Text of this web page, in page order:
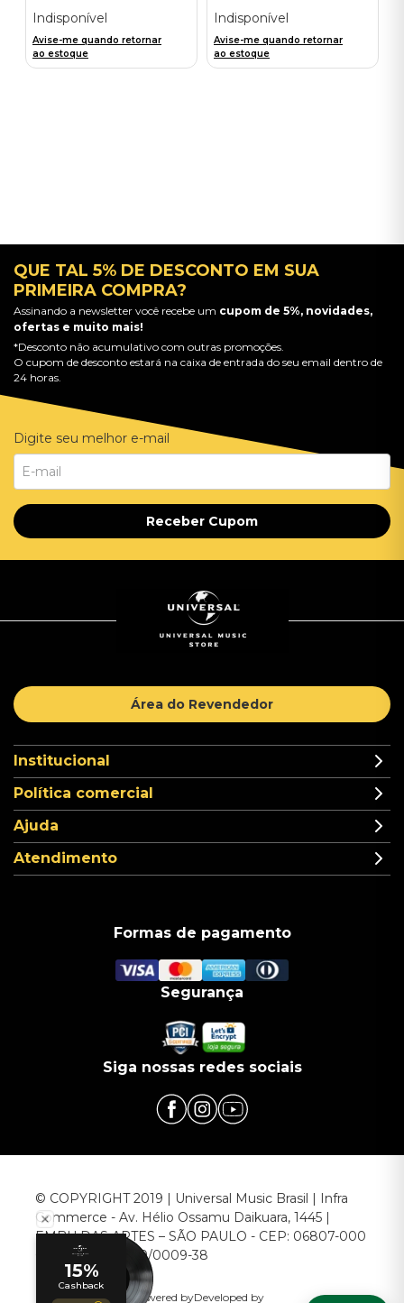
- Importado
Indisponível
Avise-me quando retornar
ao estoque
Indisponível
Avise-me quando retornar
ao estoque
QUE TAL 5% DE DESCONTO EM SUA
PRIMEIRA COMPRA?
Assinando a newsletter você recebe um cupom de 5%, novidades,
ofertas e muito mais!
*Desconto não acumulativo com outras promoções.
O cupom de desconto estará na caixa de entrada do seu email dentro de
24 horas.
Digite seu melhor e-mail
Receber Cupom
Área do Revendedor
Institucional
Política comercial
Ajuda
Atendimento
Formas de pagamento
Segurança
Siga nossas redes sociais
© COPYRIGHT 2019 | Universal Music Brasil | Infra
Commerce - Av. Hélio Ossamu Daikuara, 1445 |
EMBU DAS ARTES – SÃO PAULO - CEP: 06807-000
CNPJ: 00.952.789/0009-38
Powered byDeveloped by